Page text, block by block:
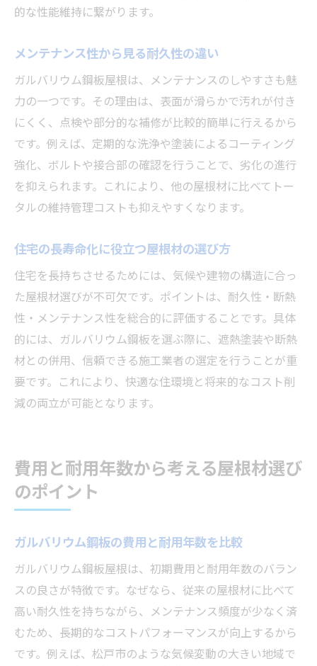
的な性能維持に繋がります。
メンテナンス性から見る耐久性の違い
ガルバリウム鋼板屋根は、メンテナンスのしやすさも魅
力の一つです。その理由は、表面が滑らかで汚れが付き
にくく、点検や部分的な補修が比較的簡単に行えるから
です。例えば、定期的な洗浄や塗装によるコーティング
強化、ボルトや接合部の確認を行うことで、劣化の進行
を抑えられます。これにより、他の屋根材に比べてトー
タルの維持管理コストも抑えやすくなります。
住宅の長寿命化に役立つ屋根材の選び方
住宅を長持ちさせるためには、気候や建物の構造に合っ
た屋根材選びが不可欠です。ポイントは、耐久性・断熱
性・メンテナンス性を総合的に評価することです。具体
的には、ガルバリウム鋼板を選ぶ際に、遮熱塗装や断熱
材との併用、信頼できる施工業者の選定を行うことが重
要です。これにより、快適な住環境と将来的なコスト削
減の両立が可能となります。
費用と耐用年数から考える屋根材選び
のポイント
ガルバリウム鋼板の費用と耐用年数を比較
ガルバリウム鋼板屋根は、初期費用と耐用年数のバラン
スの良さが特徴です。なぜなら、従来の屋根材に比べて
高い耐久性を持ちながら、メンテナンス頻度が少なく済
むため、長期的なコストパフォーマンスが向上するから
です。例えば、松戸市のような気候変動の大きい地域で